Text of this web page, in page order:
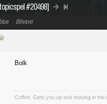
#20498]
Bitvavo
Bolk
Coffee. Gets you up and moving in the